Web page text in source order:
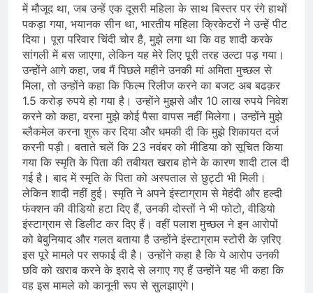
में मौजूद था, जब उन्हें एक दूसरी महिला के साथ बिस्तर पर रंगे हाथों
पकड़ा गया, भयानक सीन था, भारतीय महिला क्रिकेटरों ने उन्हें पीट
दिया। पूरा परिवार चिंदी चोर है, मुझे लगा था कि वह शादी करके
सांगली में बस जाएगा, लेकिन यह मेरे लिए पूरी तरह उल्टा पड़ गया।
उन्होंने आगे कहा, जब मैं पिछले महीने उनकी मां अमिता मुच्छल से
मिला, तो उन्होंने कहा कि फिल्म रिलीज करने का बजट अब बढक़र
1.5 करोड़ रुपये हो गया है। उन्होंने मुझसे और 10 लाख रुपये निवेश
करने को कहा, वरना मुझे कोई पैसा वापस नहीं मिलेगा। उन्होंने मुझे
ब्लैकमेल करना शुरू कर दिया और धमकी दी कि मुझे शिकायत दर्ज
करनी पड़ी। बताते चलें कि 23 नवंबर को मीडिया को सूचित किया
गया कि स्मृति के पिता की तबीयत खराब होने के कारण शादी टाल दी
गई है। बाद में स्मृति के पिता को अस्पताल से छुट्टी भी मिली।
लेकिन शादी नहीं हुई। स्मृति ने अपने इंस्टाग्राम से मेहंदी और हल्दी
फंक्शन की वीडियो हटा दिए हैं, उनकी दोस्तों ने भी फोटो, वीडियो
इंस्टाग्राम से डिलीट कर दिए हैं। वहीं पलाश मुच्छल ने इन आरोपों
को बेबुनियाद और गलत बताया है उन्होंने इंस्टाग्राम स्टोरी के ज़रिए
इस पूरे मामले पर सफाई दी है। उन्होंने कहा है कि ये आरोप उनकी
छवि को खराब करने के इरादे से लगाए गए हैं उन्होंने यह भी कहा कि
वह इस मामले को कानूनी रूप से सुलझाएंगे।